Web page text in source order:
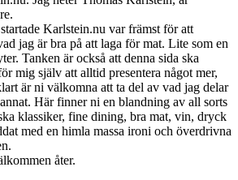
Karlstein.nu var främst för att
jag är bra på att laga för mat. Lite som en
Tanken är också att denna sida ska
mig själv att alltid presentera något mer,
är ni välkomna att ta del av vad jag delar
Här finner ni en blandning av all sorts
klassiker, fine dining, bra mat, vin, dryck
med en himla massa ironi och överdrivna
åter.